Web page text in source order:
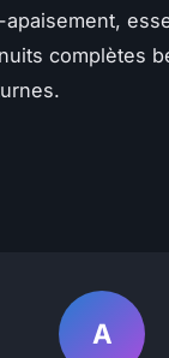
apaisement,
complètes
A